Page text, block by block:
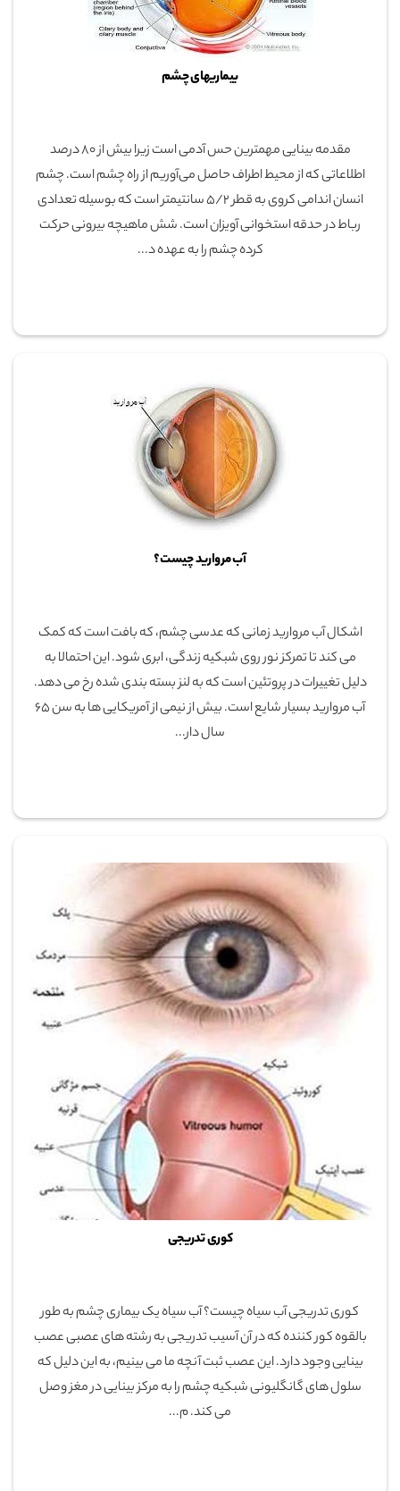
بیماریهای چشم
مقدمه بینایی مهمترین حس آدمی است زیرا بیش از 80 درصد
اطلاعاتی که از محیط اطراف حاصل می‌آوریم از راه چشم است. چشم
انسان اندامی کروی به قطر 5/2 سانتیمتر است که بوسیله تعدادی
رباط در حدقه استخوانی آویزان است. شش ماهیچه بیرونی حرکت
کرده چشم را به عهده د...
آب مروارید چیست؟
اشکال آب مروارید زمانی که عدسی چشم، که بافت است که کمک
می کند تا تمرکز نور روی شبکیه زندگی، ابری شود. این احتمالا به
دلیل تغییرات در پروتئین است که به لنز بسته بندی شده رخ می دهد.
آب مروارید بسیار شایع است. بیش از نیمی از آمریکایی ها به سن 65
سال دار...
کوری تدریجی
کوری تدریجی آب سیاه چیست؟ آب سیاه یک بیماری چشم به طور
بالقوه کور کننده که در آن آسیب تدریجی به رشته های عصبی عصب
بینایی وجود دارد. این عصب ثبت آنچه ما می بینیم، به این دلیل که
سلول های گانگلیونی شبکیه چشم را به مرکز بینایی در مغز وصل
می کند. م...